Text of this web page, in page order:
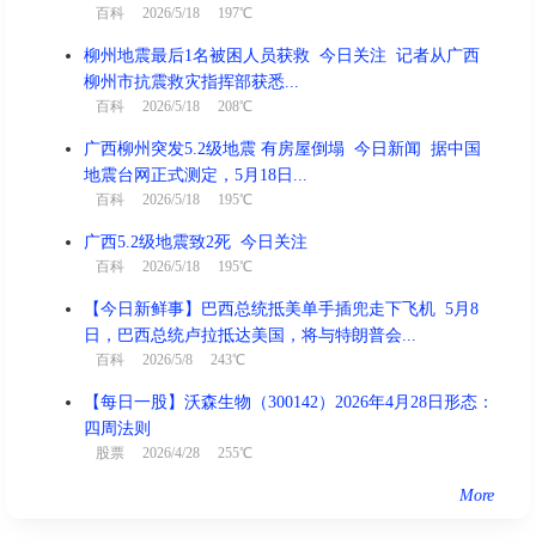
百科 2026/5/18 197℃
柳州地震最后1名被困人员获救 今日关注 记者从广西
柳州市抗震救灾指挥部获悉...
百科 2026/5/18 208℃
广西柳州突发5.2级地震 有房屋倒塌 今日新闻 据中国
地震台网正式测定，5月18日...
百科 2026/5/18 195℃
广西5.2级地震致2死 今日关注
百科 2026/5/18 195℃
【今日新鲜事】巴西总统抵美单手插兜走下飞机 5月8
日，巴西总统卢拉抵达美国，将与特朗普会...
百科 2026/5/8 243℃
【每日一股】沃森生物（300142）2026年4月28日形态：
四周法则
股票 2026/4/28 255℃
More